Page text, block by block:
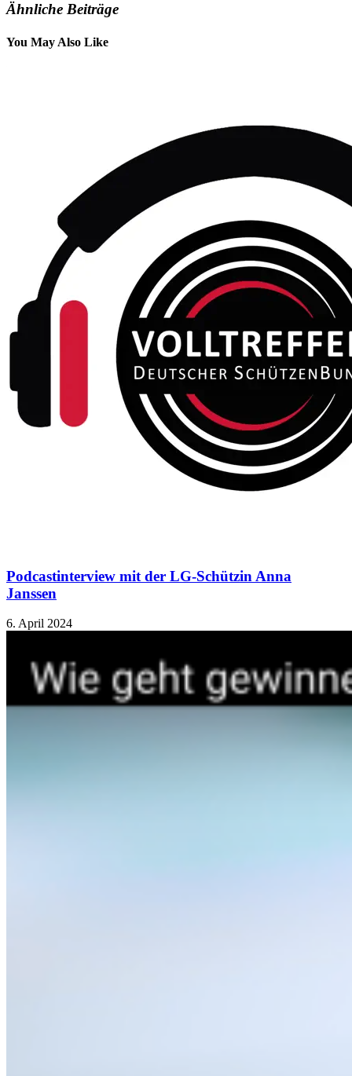
Ähnliche Beiträge
You May Also Like
Podcastinterview mit der LG-Schützin Anna
Janssen
6. April 2024